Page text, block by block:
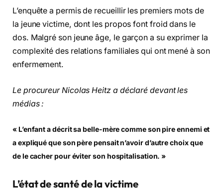
L’enquête a permis de recueillir les premiers mots de
la jeune victime, dont les propos font froid dans le
dos. Malgré son jeune âge, le garçon a su exprimer la
complexité des relations familiales qui ont mené à son
enfermement.
Le procureur Nicolas Heitz a déclaré devant les
médias :
« L’enfant a décrit sa belle-mère comme son pire ennemi et
a expliqué que son père pensait n’avoir d’autre choix que
de le cacher pour éviter son hospitalisation. »
L’état de santé de la victime